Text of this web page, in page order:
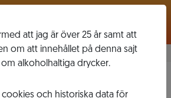
att jag är över 25 år samt att
om att innehållet på denna sajt
om alkoholhaltiga drycker.
cookies och historiska data för